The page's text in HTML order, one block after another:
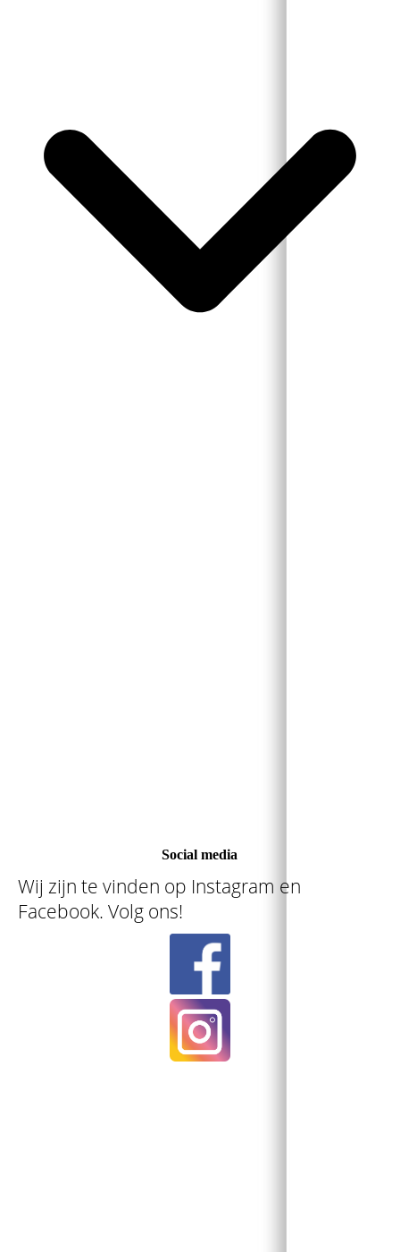
Social media
Wij zijn te vinden op Instagram en
Facebook. Volg ons!